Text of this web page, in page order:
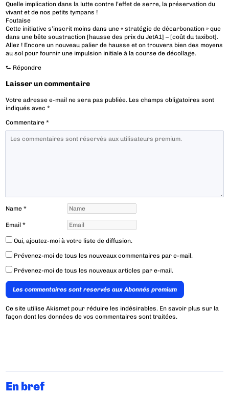
Quelle implication dans la lutte contre l’effet de serre, la préservation du
vivant et de nos petits tympans !
Foutaise
Cette initiative s’inscrit moins dans une « stratégie de décarbonation » que
dans une bête soustraction [hausse des prix du JetA1] – [coût du taxibot].
Allez ! Encore un nouveau palier de hausse et on trouvera bien des moyens
au sol pour fournir une impulsion initiale à la course de décollage.
⮑ Répondre
Laisser un commentaire
Votre adresse e-mail ne sera pas publiée. Les champs obligatoires sont
indiqués avec*
Commentaire*
Name*
Email*
Oui, ajoutez-moi à votre liste de diffusion.
Prévenez-moi de tous les nouveaux commentaires par e-mail.
Prévenez-moi de tous les nouveaux articles par e-mail.
Les commentaires sont reservés aux Abonnés premium
Ce site utilise Akismet pour réduire les indésirables. En savoir plus sur la
façon dont les données de vos commentaires sont traitées.
En bref